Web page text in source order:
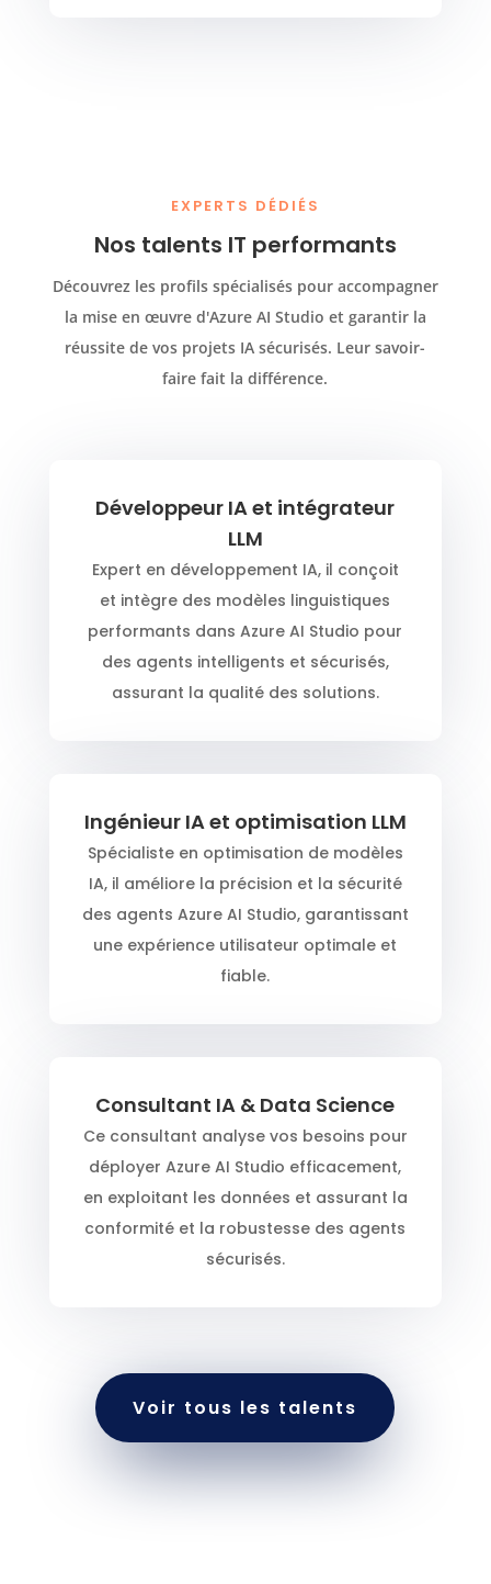
EXPERTS DÉDIÉS
Nos talents IT performants
Découvrez les profils spécialisés pour accompagner
la mise en œuvre d'Azure AI Studio et garantir la
réussite de vos projets IA sécurisés. Leur savoir-
faire fait la différence.
Développeur IA et intégrateur
LLM
Expert en développement IA, il conçoit
et intègre des modèles linguistiques
performants dans Azure AI Studio pour
des agents intelligents et sécurisés,
assurant la qualité des solutions.
Ingénieur IA et optimisation LLM
Spécialiste en optimisation de modèles
IA, il améliore la précision et la sécurité
des agents Azure AI Studio, garantissant
une expérience utilisateur optimale et
fiable.
Consultant IA & Data Science
Ce consultant analyse vos besoins pour
déployer Azure AI Studio efficacement,
en exploitant les données et assurant la
conformité et la robustesse des agents
sécurisés.
Voir tous les talents